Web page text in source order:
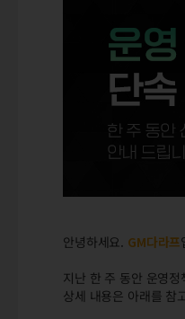
안녕하세요. GM다라프
지난 한 주 동안 운영
상세 내용은 아래를 참